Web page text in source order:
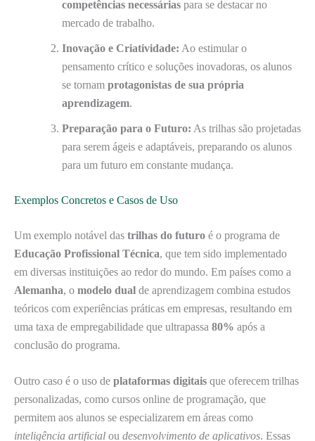
competências necessárias para se destacar no
mercado de trabalho.
Inovação e Criatividade: Ao estimular o
pensamento crítico e soluções inovadoras, os alunos
se tornam protagonistas de sua própria
aprendizagem.
Preparação para o Futuro: As trilhas são projetadas
para serem ágeis e adaptáveis, preparando os alunos
para um futuro em constante mudança.
Exemplos Concretos e Casos de Uso
Um exemplo notável das trilhas do futuro é o programa de
Educação Profissional Técnica, que tem sido implementado
em diversas instituições ao redor do mundo. Em países como a
Alemanha, o modelo dual de aprendizagem combina estudos
teóricos com experiências práticas em empresas, resultando em
uma taxa de empregabilidade que ultrapassa 80% após a
conclusão do programa.
Outro caso é o uso de plataformas digitais que oferecem trilhas
personalizadas, como cursos online de programação, que
permitem aos alunos se especializarem em áreas como
inteligência artificial ou desenvolvimento de aplicativos. Essas